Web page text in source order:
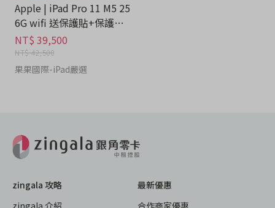
Apple | iPad Pro 11 M5 25
6G wifi 送保護貼+保護套-
平板分期
NT$ 39,500
NT$ 42,500
果果國際-iPad嚴選
zingala 攻略
zingala 介紹
最新優惠
合作商家優惠